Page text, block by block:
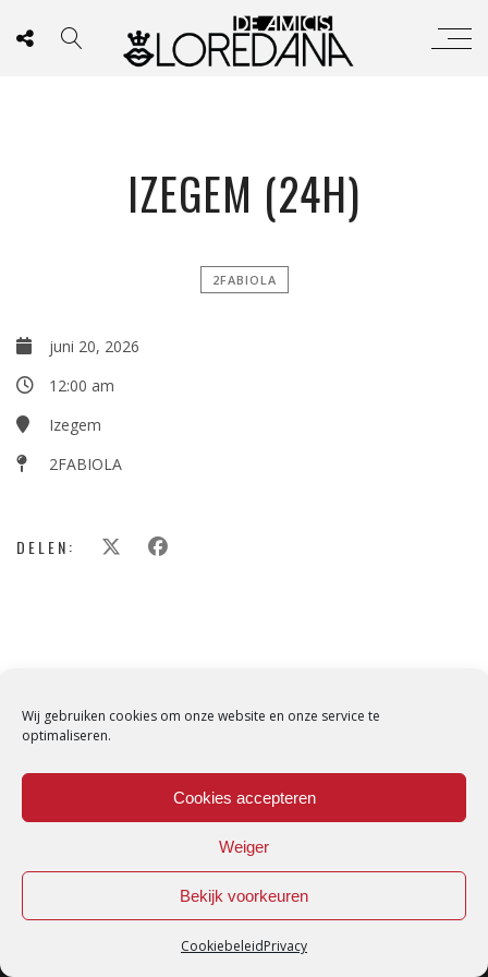
Wij gebruiken cookies om onze website en onze service te
optimaliseren.
Cookies accepteren
Weiger
Bekijk voorkeuren
CookiebeleidPrivacy
IZEGEM (24H)
2FABIOLA
juni 20, 2026
12:00 am
Izegem
2FABIOLA
DELEN:
Loredana © Made with love byDirtyHippos